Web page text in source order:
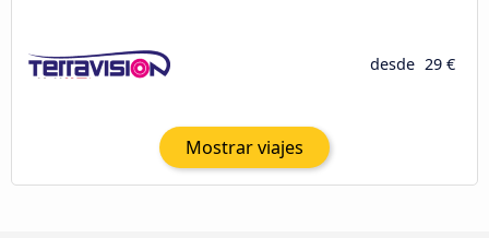
desde 29 €
Mostrar viajes